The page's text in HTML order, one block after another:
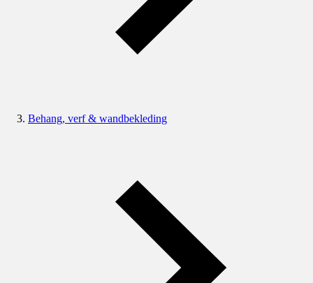
Behang, verf & wandbekleding